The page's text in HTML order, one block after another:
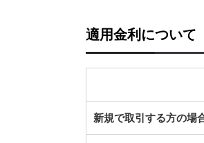
適用金利について
新規で取引する方の場